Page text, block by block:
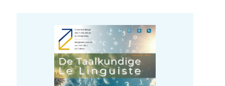
De Taalkundige – Le
Linguiste 2024-2